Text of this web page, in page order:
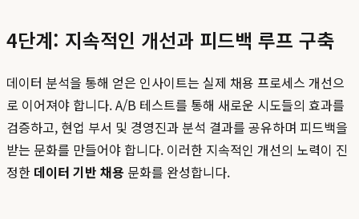
4단계: 지속적인 개선과 피드백 루프 구축
데이터 분석을 통해 얻은 인사이트는 실제 채용 프로세스 개선으
로 이어져야 합니다. A/B 테스트를 통해 새로운 시도들의 효과를
검증하고, 현업 부서 및 경영진과 분석 결과를 공유하며 피드백을
받는 문화를 만들어야 합니다. 이러한 지속적인 개선의 노력이 진
정한 데이터 기반 채용 문화를 완성합니다.